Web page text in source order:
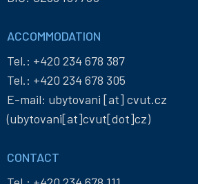
ACCOMMODATION
Tel.: +420 234 678 387
Tel.: +420 234 678 305
E-mail: ubytovani [at] cvut.cz
(ubytovani[at]cvut[dot]cz)
CONTACT